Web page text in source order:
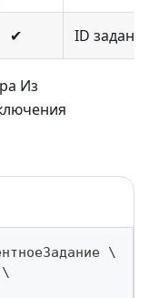
✔ ID
Из
\
\